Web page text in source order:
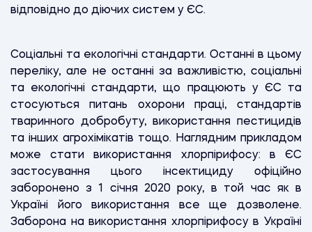
відповідно до діючих систем у ЄС.
Соціальні та екологічні стандарти. Останні в цьому
переліку, але не останні за важливістю, соціальні
та екологічні стандарти, що працюють у ЄС та
стосуються питань охорони праці, стандартів
тваринного добробуту, використання пестицидів
та інших агрохімікатів тощо. Наглядним прикладом
може стати використання хлорпірифосу: в ЄС
застосування цього інсектициду офіційно
заборонено з 1 січня 2020 року, в той час як в
Україні його використання все ще дозволене.
Заборона на використання хлорпірифосу в Україні